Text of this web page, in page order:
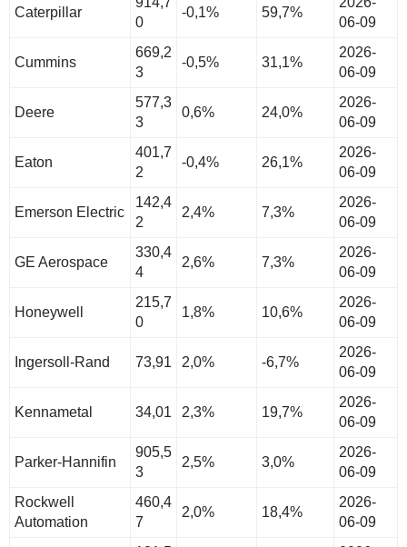
Caterpillar
0
-0,1% 59,7%
06-09
Cummins
669,2
3
-0,5% 31,1%
2026-
06-09
Deere
577,3
3
0,6% 24,0%
2026-
06-09
Eaton
401,7
2
-0,4% 26,1%
2026-
06-09
Emerson Electric
142,4
2
2,4% 7,3%
2026-
06-09
GE Aerospace
330,4
4
2,6% 7,3%
2026-
06-09
Honeywell
215,7
0
1,8% 10,6%
2026-
06-09
Ingersoll-Rand 73,91 2,0% -6,7%
2026-
06-09
Kennametal 34,01 2,3% 19,7%
2026-
06-09
Parker-Hannifin
905,5
3
2,5% 3,0%
2026-
06-09
Rockwell
Automation
460,4
7
2,0% 18,4%
2026-
06-09